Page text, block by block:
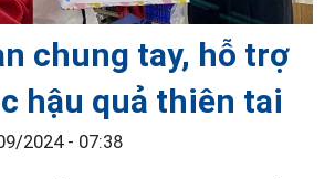
chung tay, hỗ trợ
hậu quả thiên tai
2024 - 07:38